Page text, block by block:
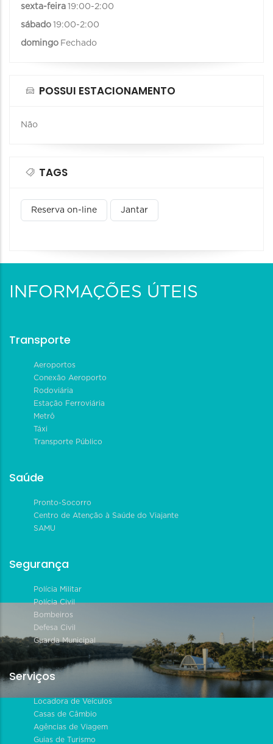
sexta-feira 19:00-2:00
sábado 19:00-2:00
domingo Fechado
POSSUI ESTACIONAMENTO
Não
TAGS
Reserva on-line Jantar
INFORMAÇÕES ÚTEIS
Transporte
Aeroportos
Conexão Aeroporto
Rodoviária
Estação Ferroviária
Metrô
Táxi
Transporte Público
Saúde
Pronto-Socorro
Centro de Atenção à Saúde do Viajante
SAMU
Segurança
Polícia Militar
Polícia Civil
Bombeiros
Defesa Civil
Guarda Municipal
Serviços
Locadora de Veículos
Casas de Câmbio
Agências de Viagem
Guias de Turismo